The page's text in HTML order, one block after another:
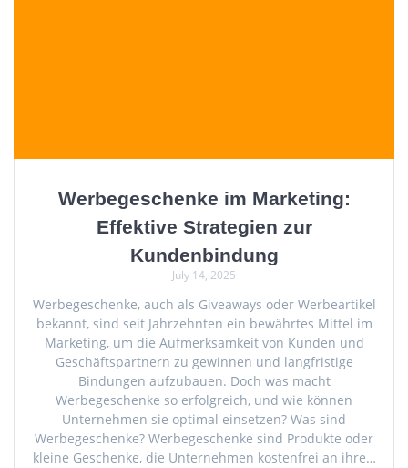
Werbegeschenke im Marketing:
Effektive Strategien zur
Kundenbindung
July 14, 2025
Werbegeschenke, auch als Giveaways oder Werbeartikel
bekannt, sind seit Jahrzehnten ein bewährtes Mittel im
Marketing, um die Aufmerksamkeit von Kunden und
Geschäftspartnern zu gewinnen und langfristige
Bindungen aufzubauen. Doch was macht
Werbegeschenke so erfolgreich, und wie können
Unternehmen sie optimal einsetzen? Was sind
Werbegeschenke? Werbegeschenke sind Produkte oder
kleine Geschenke, die Unternehmen kostenfrei an ihre…